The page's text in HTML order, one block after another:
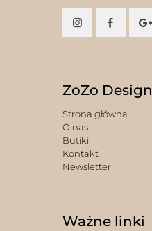
ZoZo Design
Strona główna
O nas
Butiki
Kontakt
Newsletter
Ważne linki